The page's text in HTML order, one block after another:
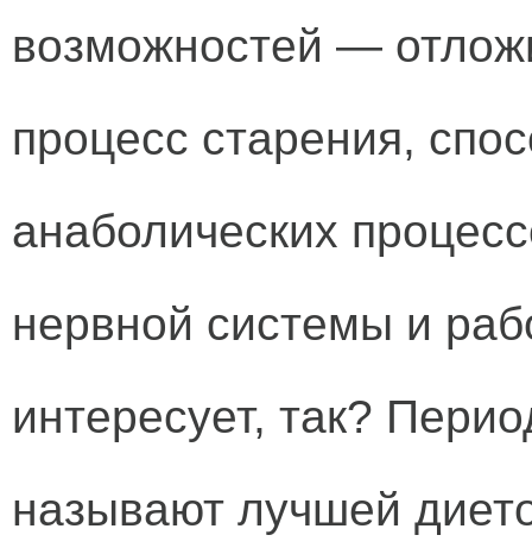
возможностей —
процесс старения,
анаболических
нервной системы и
интересует, так?
называют лучшей